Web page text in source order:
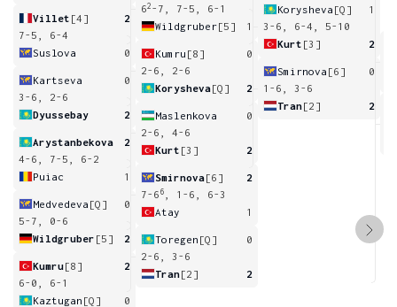
Villet [4]
2
7-5, 6-4
Suslova
0
Kartseva
0
3-6, 2-6
Dyussebay
2
Arystanbekova
2
4-6, 7-5, 6-2
Puiac
1
Medvedeva [Q]
0
5-7, 0-6
Wildgruber [5] 2
Kumru[8]
2
6-0, 6-1
Kaztugan [Q] 0
62 -7, 7-5, 6-1
Wildgruber[5] 1
Kumru [8]
0
2-6, 2-6
Korysheva[Q] 2
Maslenkova
0
2-6, 4-6
Kurt [3] 2
Smirnova[6]
2
7-6 6
, 1-6, 6-3
Atay
1
Toregen [Q]
0
2-6, 3-6
Tran[2] 2
Korysheva [Q]
1
3-6, 6-4, 5-10
Kurt [3] 2
Smirnova [6]
0
1-6, 3-6
Tran[2] 2